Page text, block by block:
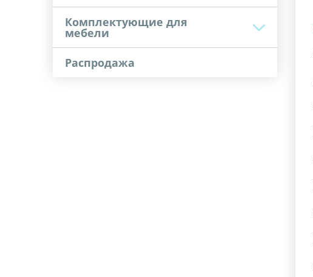
Комплектующие для
мебели
Распродажа